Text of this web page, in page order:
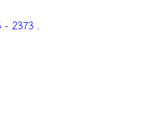
- 2373 .